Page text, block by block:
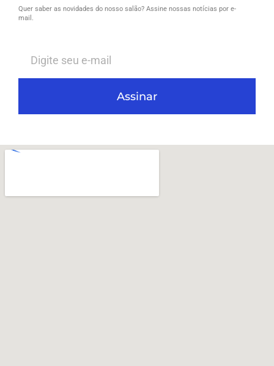
Quer saber as novidades do nosso salão? Assine nossas notícias por e-
mail.
Assinar